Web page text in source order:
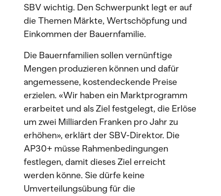
SBV wichtig. Den Schwerpunkt legt er auf
die Themen Märkte, Wertschöpfung und
Einkommen der Bauernfamilie.
Die Bauernfamilien sollen vernünftige
Mengen produzieren können und dafür
angemessene, kostendeckende Preise
erzielen. «Wir haben ein Marktprogramm
erarbeitet und als Ziel festgelegt, die Erlöse
um zwei Milliarden Franken pro Jahr zu
erhöhen», erklärt der SBV-Direktor. Die
AP30+ müsse Rahmenbedingungen
festlegen, damit dieses Ziel erreicht
werden könne. Sie dürfe keine
Umverteilungsübung für die